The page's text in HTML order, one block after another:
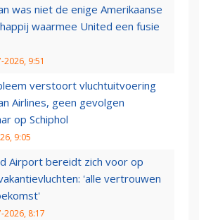
was niet de enige Amerikaanse
waarmee United een fusie
2026, 9:51
verstoort vluchtuitvoering
Airlines, geen gevolgen
op Schiphol
9:05
Airport bereidt zich voor op
'alle vertrouwen
2026, 8:17